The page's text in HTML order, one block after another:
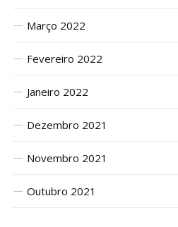
Março 2022
Fevereiro 2022
Janeiro 2022
Dezembro 2021
Novembro 2021
Outubro 2021